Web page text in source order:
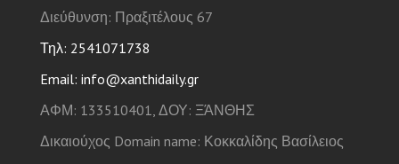
Διεύθυνση: Πραξιτέλους 67
Τηλ: 2541071738
Email: info@xanthidaily.gr
ΑΦΜ: 133510401, ΔΟΥ: ΞΆΝΘΗΣ
Δικαιούχος Domain name: Κοκκαλίδης Βασίλειος